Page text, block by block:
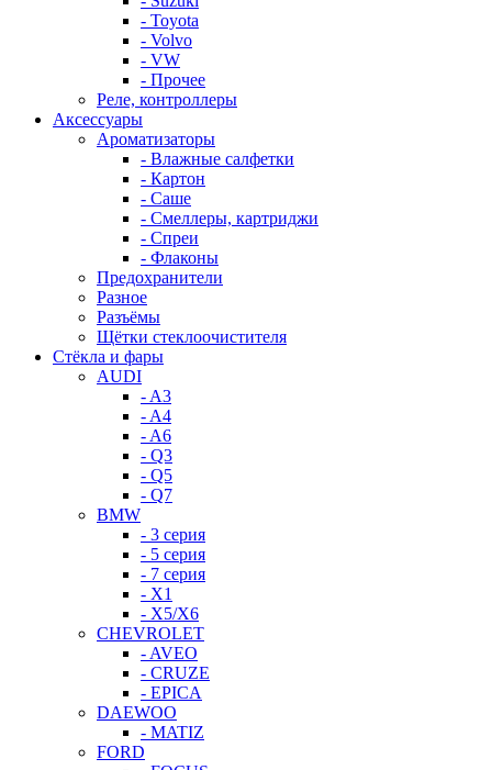
- Toyota
- Volvo
- VW
- Прочее
Реле, контроллеры
Аксессуары
Ароматизаторы
- Влажные салфетки
- Картон
- Саше
- Смеллеры, картриджи
- Спреи
- Флаконы
Предохранители
Разное
Разъёмы
Щётки стеклоочистителя
Стёкла и фары
AUDI
- A3
- A4
- A6
- Q3
- Q5
- Q7
BMW
- 3 серия
- 5 серия
- 7 серия
- X1
- X5/X6
CHEVROLET
- AVEO
- CRUZE
- EPICA
DAEWOO
- MATIZ
FORD